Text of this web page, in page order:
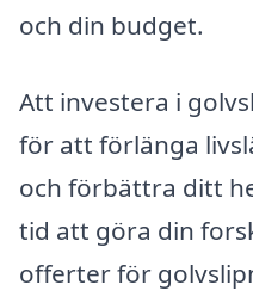
och din budget.
Att investera i
för att förlänga
och förbättra ditt
tid att göra din
offerter för